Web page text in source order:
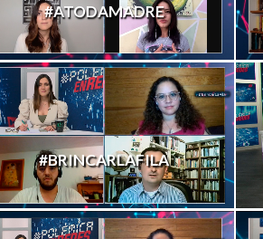
#ATODAMADRE
#BRINCARLAFILA